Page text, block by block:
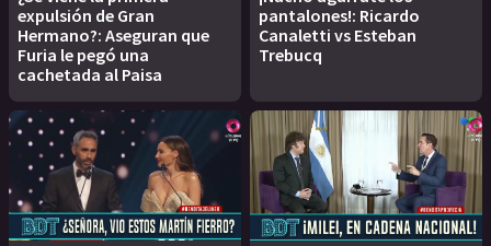
expulsión de Gran
Hermano?: Aseguran que
Furia le pegó una
cachetada al Paisa
pantalones!: Ricardo
Canaletti vs Esteban
Trebucq